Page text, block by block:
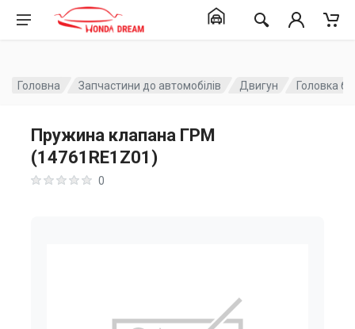
Головна Запчастини до автомобілів Двигун Головка
Пружина клапана ГРМ
(14761RE1Z01)
0